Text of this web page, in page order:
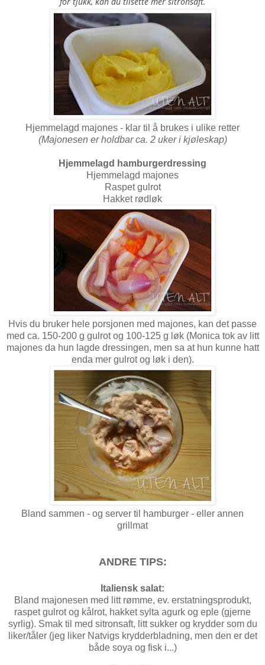
Hjemmelagd majones - klar til å brukes i ulike retter
(Majonesen er holdbar ca. 2 uker i kjøleskap)
Hjemmelagd hamburgerdressing
Hjemmelagd majones
Raspet gulrot
Hakket rødløk
Hvis du bruker hele porsjonen med majones, kan det passe
med ca. 150-200 g gulrot og 100-125 g løk (Monica tok av litt
majones da hun lagde dressingen, men sa at hun kunne hatt
enda mer gulrot og løk i den).
Bland sammen - og server til hamburger - eller annen
grillmat
ANDRE TIPS:
Italiensk salat:
Bland majonesen med litt rømme, ev. erstatningsprodukt,
raspet gulrot og kålrot, hakket sylta agurk og eple (gjerne
syrlig). Smak til med sitronsaft, litt sukker og krydder som du
liker/tåler (jeg liker Natvigs krydderbladning, men den er det
både soya og fisk i...)